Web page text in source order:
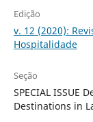
Edição
v. 12 (2020):
Hospitalidade
Seção
SPECIAL ISSUE
Destinations in